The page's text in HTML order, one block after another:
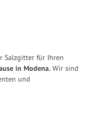
Salzgitter für Ihren
in Modena. Wir sind
und